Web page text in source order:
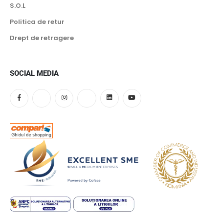
S.O.L
Politica de retur
Drept de retragere
SOCIAL MEDIA